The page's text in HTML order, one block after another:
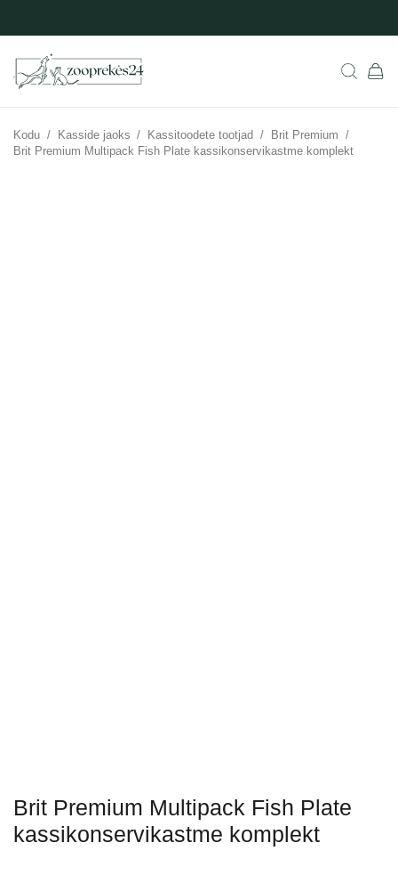
Kodu / Kasside jaoks / Kassitoodete tootjad / Brit Premium /
Brit Premium Multipack Fish Plate kassikonservikastme komplekt
Brit Premium Multipack Fish Plate
kassikonservikastme komplekt